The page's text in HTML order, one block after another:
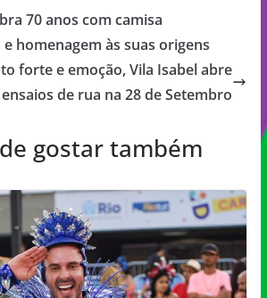
70 anos com camisa
homenagem às suas origens
forte e emoção, Vila Isabel abre
de rua na 28 de Setembro
gostar também